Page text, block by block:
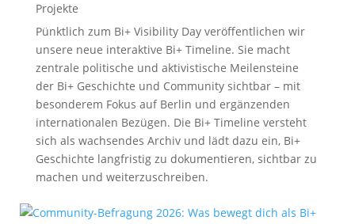
Projekte
Pünktlich zum Bi+ Visibility Day veröffentlichen wir
unsere neue interaktive Bi+ Timeline. Sie macht
zentrale politische und aktivistische Meilensteine
der Bi+ Geschichte und Community sichtbar – mit
besonderem Fokus auf Berlin und ergänzenden
internationalen Bezügen. Die Bi+ Timeline versteht
sich als wachsendes Archiv und lädt dazu ein, Bi+
Geschichte langfristig zu dokumentieren, sichtbar zu
machen und weiterzuschreiben.